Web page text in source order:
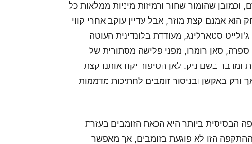
וכמובן שהומור שחור ורמיזות מיניות ממלאות כל
אמנם קצת מוזר, אבל עדיין עוקב אחרי קווי
סטארלינג, מעודדת בלונדינית העוטה
ספרה, סאן רומרו, מפני פלישה מסתורית של
ומדבר בשם ניק. לאן הסיפור יקח אותנו קצת
באקשן ובניסור זומבים לחתיכות מדממות
הבסיסית ביותר היא הכאת הזומבים בעזרת
הזו לא פוגעת בזומבים, אך מאפשר